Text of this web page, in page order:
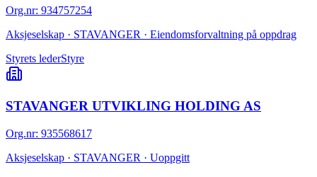
Org.nr: 934757254
Aksjeselskap · STAVANGER · Eiendomsforvaltning på oppdrag
Styrets lederStyre
STAVANGER UTVIKLING HOLDING AS
Org.nr: 935568617
Aksjeselskap · STAVANGER · Uoppgitt